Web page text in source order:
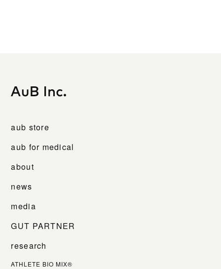
aub store
aub for medical
about
news
media
GUT PARTNER
research
ATHLETE BIO MIX®